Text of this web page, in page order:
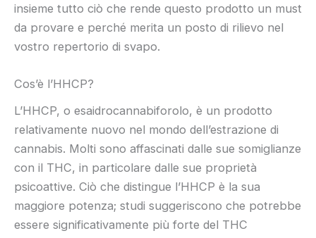
insieme tutto ciò che rende questo prodotto un must
da provare e perché merita un posto di rilievo nel
vostro repertorio di svapo.
Cos’è l’HHCP?
L’HHCP, o esaidrocannabiforolo, è un prodotto
relativamente nuovo nel mondo dell’estrazione di
cannabis. Molti sono affascinati dalle sue somiglianze
con il THC, in particolare dalle sue proprietà
psicoattive. Ciò che distingue l’HHCP è la sua
maggiore potenza; studi suggeriscono che potrebbe
essere significativamente più forte del THC